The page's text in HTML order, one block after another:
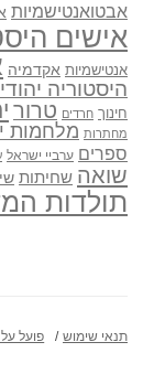
אבטואנטישמיות
אישים
אנטישמיות אקדמיה
היסטוריה
חינוך חרדים טרור
מחתרות מלחמות
ספרים ערביי ישראל
שואה שחיתות
תולדות
תנאי שימוש פועל על WordPress